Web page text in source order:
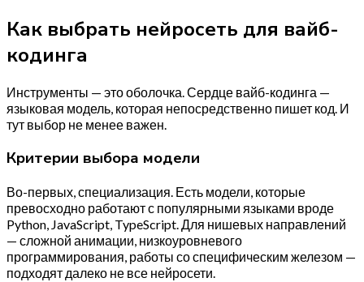
Как выбрать нейросеть для вайб-
кодинга
Инструменты — это оболочка. Сердце вайб-кодинга —
языковая модель, которая непосредственно пишет код. И
тут выбор не менее важен.
Критерии выбора модели
Во-первых, специализация. Есть модели, которые
превосходно работают с популярными языками вроде
Python, JavaScript, TypeScript. Для нишевых направлений
— сложной анимации, низкоуровневого
программирования, работы со специфическим железом —
подходят далеко не все нейросети.